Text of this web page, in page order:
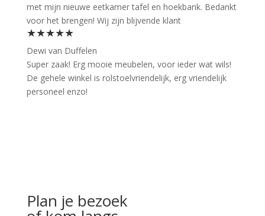
met mijn nieuwe eetkamer tafel en hoekbank. Bedankt
voor het brengen! Wij zijn blijvende klant
★★★★★
Dewi van Duffelen
Super zaak! Erg mooie meubelen, voor ieder wat wils!
De gehele winkel is rolstoelvriendelijk, erg vriendelijk
personeel enzo!
Plan je bezoek